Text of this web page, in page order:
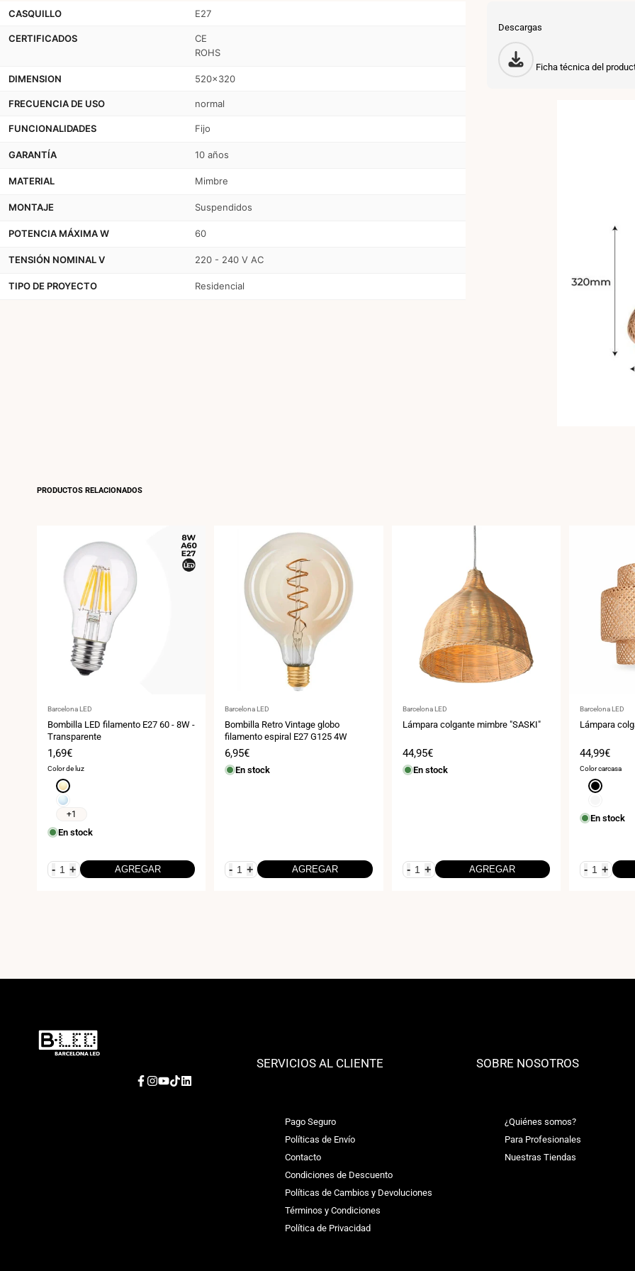
CASQUILLO E27
CERTIFICADOS
CE
ROHS
DIMENSION 520x320
FRECUENCIA DE USO normal
FUNCIONALIDADES Fijo
GARANTÍA 10 años
MATERIAL Mimbre
MONTAJE Suspendidos
POTENCIA MÁXIMA W 60
TENSIÓN NOMINAL V 220 - 240 V AC
TIPO DE PROYECTO Residencial
Descargas
Ficha técnica del
PRODUCTOS RELACIONADOS
Proveedor:
Barcelona LED
Bombilla LED filamento E27 60 - 8W -
Transparente
Precio
de
venta
1,69€
Color de luz
Blanco
cálido
3000K
Blanco
frío+1
En stock
- + AGREGAR
Proveedor:
Barcelona LED
Bombilla Retro Vintage globo
filamento espiral E27 G125 4W
Precio
de
venta
6,95€
En stock
- + AGREGAR
Proveedor:
Barcelona LED
Lámpara colgante mimbre "SASKI"
Precio
de
venta
44,95€
En stock
- + AGREGAR
Proveedor:
Barcelona LED
Lámpara
Precio
de
venta
44,99€
Color carcasa
Negro
En stock
- +
Facebook
Instagram
YouTube
TikTokLinkedIn
SERVICIOS AL CLIENTE
Pago Seguro
Políticas de Envío
Contacto
Condiciones de Descuento
Políticas de Cambios y Devoluciones
Términos y Condiciones
Política de Privacidad
SOBRE NOSOTROS
¿Quiénes somos?
Para Profesionales
Nuestras Tiendas